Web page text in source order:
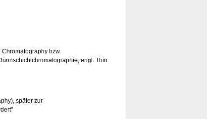
bzw.
engl. Thin
später zur